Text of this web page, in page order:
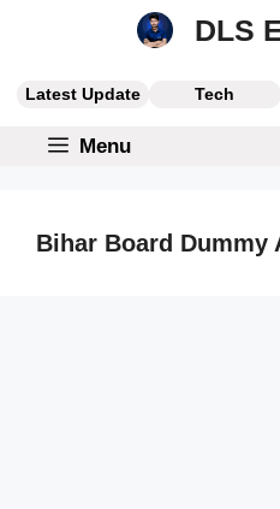
DLS
Latest Update Tech
Menu
Bihar Board Dummy